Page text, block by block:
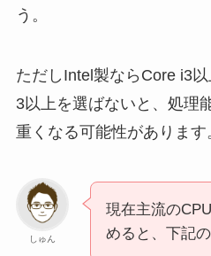
う。
ただしIntel製ならCore i3
3以上を選ばないと、処理
重くなる可能性があります
しゅん
現在主流の
めると、下記